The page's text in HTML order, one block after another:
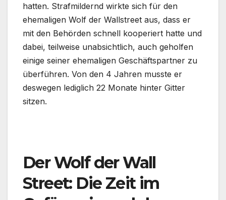
hatten. Strafmildernd wirkte sich für den
ehemaligen Wolf der Wallstreet aus, dass er
mit den Behörden schnell kooperiert hatte und
dabei, teilweise unabsichtlich, auch geholfen
einige seiner ehemaligen Geschäftspartner zu
überführen. Von den 4 Jahren musste er
deswegen lediglich 22 Monate hinter Gitter
sitzen.
Der Wolf der Wall
Street: Die Zeit im